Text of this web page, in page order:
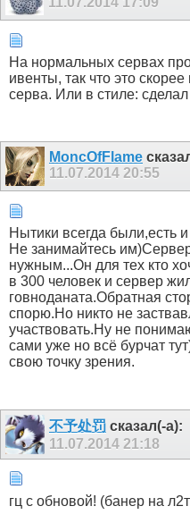
На нормальных сервах
ивенты, так что это
серва. Или в стиле: сделал
MoncOfFlame
11.07.2014 20:55
Нытики всегда были,есть
Не занимайтесь
нужным...Он для тех кто
в 300 человек и сервер
говноданата.Обратная
спорю.Но никто не
участвовать.Ну не
сами уже но всё бурчат
свою точку зрения.
不予处罚 сказал(-а):
11.07.2014 21:18
гц c обновой! (банер на